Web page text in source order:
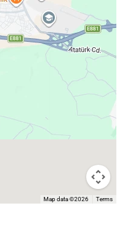
Map data ©2026 Terms